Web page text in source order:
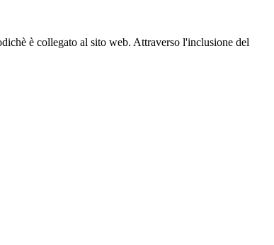
è collegato al sito web. Attraverso l'inclusione del